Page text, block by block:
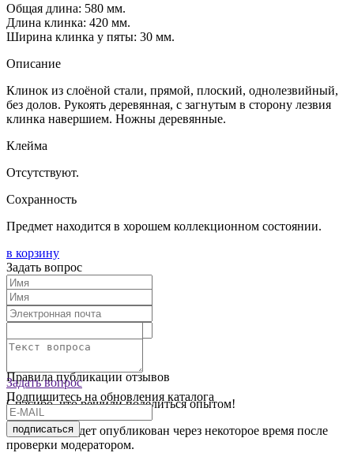
Общая длина: 580 мм.
Длина клинка: 420 мм.
Ширина клинка у пяты: 30 мм.
Описание
Клинок из слоёной стали, прямой, плоский, однолезвийный,
без долов. Рукоять деревянная, с загнутым в сторону лезвия
клинка навершием. Ножны деревянные.
Клейма
Отсутствуют.
Сохранность
Предмет находится в хорошем коллекционном состоянии.
в корзину
Текст отзыва:
Правила публикации отзывов
Спасибо, что решили поделиться опытом!
Ваш отзыв будет опубликован через некоторое время после
проверки модератором.
Задать вопрос
Задать вопрос
Подпишитесь на обновления каталога
подписаться